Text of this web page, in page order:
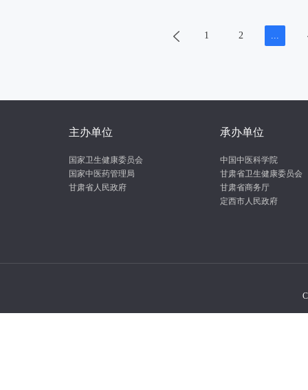
1 2
主办单位
国家卫生健康委员会
国家中医药管理局
甘肃省人民政府
承办单位
中国中医科学院
甘肃省卫生健康委员会
甘肃省商务厅
定西市人民政府